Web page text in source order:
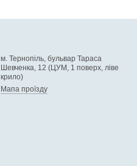
м. Тернопіль, бульвар Тараса
Шевченка, 12 (ЦУМ, 1 поверх, ліве
крило)
Мапа проїзду